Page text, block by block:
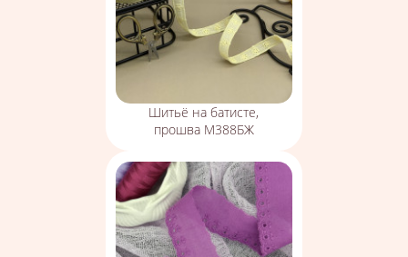
Шитьё на батисте,
прошва М388БЖ